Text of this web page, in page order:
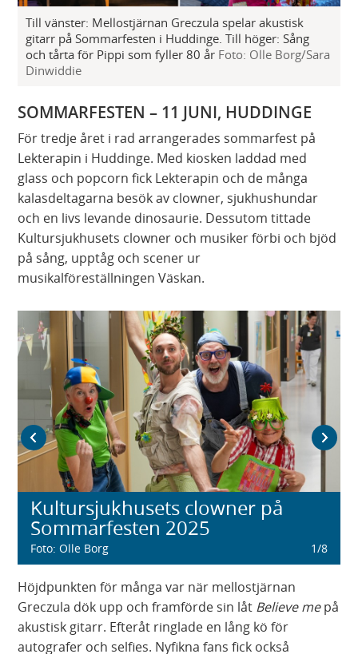
Till vänster: Mellostjärnan Greczula spelar akustisk
gitarr på Sommarfesten i Huddinge. Till höger: Sång
och tårta för Pippi som fyller 80 år Foto: Olle Borg/Sara
Dinwiddie
SOMMARFESTEN – 11 JUNI, HUDDINGE
För tredje året i rad arrangerades sommarfest på
Lekterapin i Huddinge. Med kiosken laddad med
glass och popcorn fick Lekterapin och de många
kalasdeltagarna besök av clowner, sjukhushundar
och en livs levande dinosaurie. Dessutom tittade
Kultursjukhusets clowner och musiker förbi och bjöd
på sång, upptåg och scener ur
musikalföreställningen Väskan.
Kultursjukhusets clowner på
Sommarfesten 2025
Foto:Olle Borg 1/8
Föregående bild
Höjdpunkten för många var när mellostjärnan
Greczula dök upp och framförde sin låt Believe mepå
akustisk gitarr. Efteråt ringlade en lång kö för
autografer och selfies. Nyfikna fans fick också